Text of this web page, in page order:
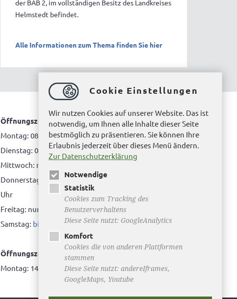
der BAB 2, im vollständigen Besitz des Landkreises
Helmstedt befindet.
Alle Informationen zum Thema finden Sie hier
Öffnungszeiten Bürgerbüro Helmstedt
Montag: 08.00 bis 12.00 Uhr
Dienstag: 08.00 bis 12.00 Uhr & 15.00 Uhr bis 17.00 Uhr
Mittwoch: nur nach Terminvereinbarung
Donnerstag: 08.00 bis 12.00 Uhr & 14.00 Uhr bis 16.00
Uhr
Freitag: nur nach Terminvereinbarung
Samstag: bitte hier klicken
Öffnungszeiten Bürgerbüro Büddenstedt
Montag: 14:00 bis 16:00 Uhr
Cookie Einstellungen
Wir nutzen Cookies auf unserer Website. Das ist
notwendig, um Ihnen alle Inhalte dieser Seite
bestmöglich zu präsentieren. Sie können Ihre
Erlaubnis jederzeit über dieses Menü ändern.
Zur Datenschutzerklärung
Notwendige
Statistik
Cookies zum Tracking des
Benutzerverhaltens
Diese Seite nutzt: GoogleAnalytics
Komfort
Cookies die von anderen Plattformen
stammen
Diese Seite nutzt: andereIframes,
GoogleMaps, Youtube